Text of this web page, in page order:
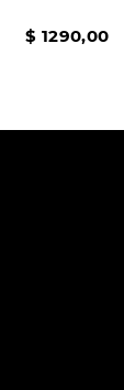
$ 1290,00